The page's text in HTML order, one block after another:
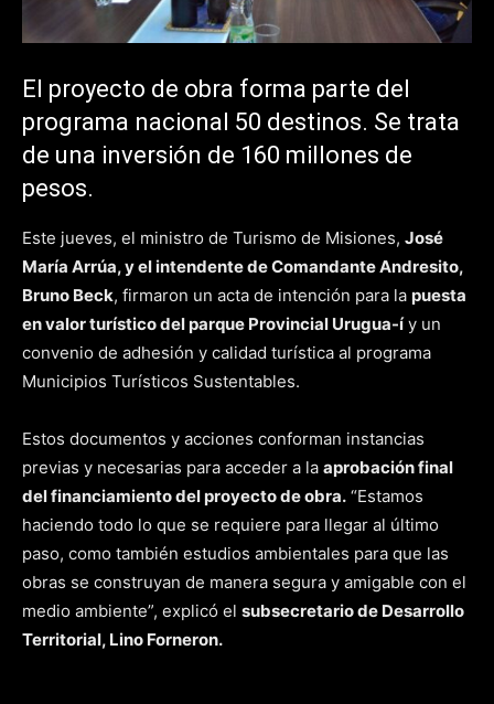
El proyecto de obra forma parte del
programa nacional 50 destinos. Se trata
de una inversión de 160 millones de
pesos.
Este jueves, el ministro de Turismo de Misiones, José
María Arrúa, y el intendente de Comandante Andresito,
Bruno Beck, firmaron un acta de intención para la puesta
en valor turístico del parque Provincial Urugua-íy un
convenio de adhesión y calidad turística al programa
Municipios Turísticos Sustentables.
Estos documentos y acciones conforman instancias
previas y necesarias para acceder a la aprobación final
del financiamiento del proyecto de obra. “Estamos
haciendo todo lo que se requiere para llegar al último
paso, como también estudios ambientales para que las
obras se construyan de manera segura y amigable con el
medio ambiente”, explicó el subsecretario de Desarrollo
Territorial, Lino Forneron.